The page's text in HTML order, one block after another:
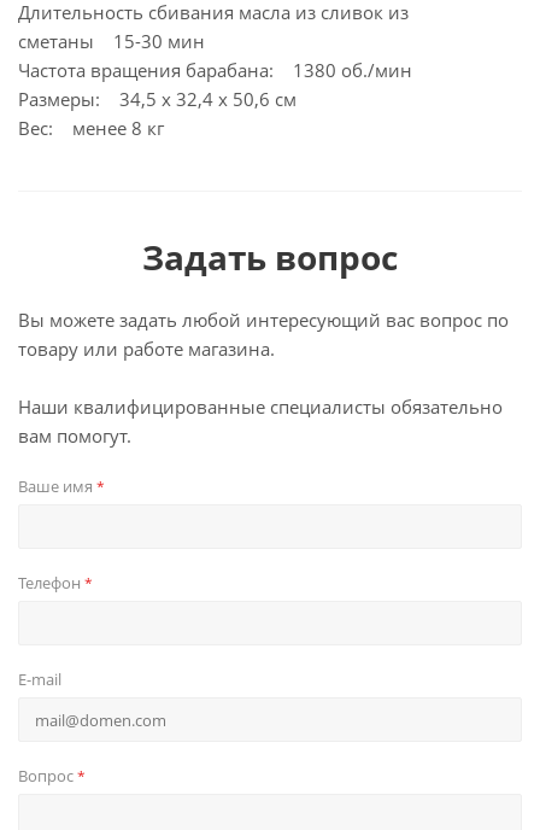
Длительность сбивания масла из сливок из
сметаны 15-30 мин
Частота вращения барабана: 1380 об./мин
Размеры: 34,5 х 32,4 х 50,6 см
Вес: менее 8 кг
Задать вопрос
Вы можете задать любой интересующий вас вопрос по
товару или работе магазина.
Наши квалифицированные специалисты обязательно
вам помогут.
Ваше имя *
Телефон *
E-mail
Вопрос*